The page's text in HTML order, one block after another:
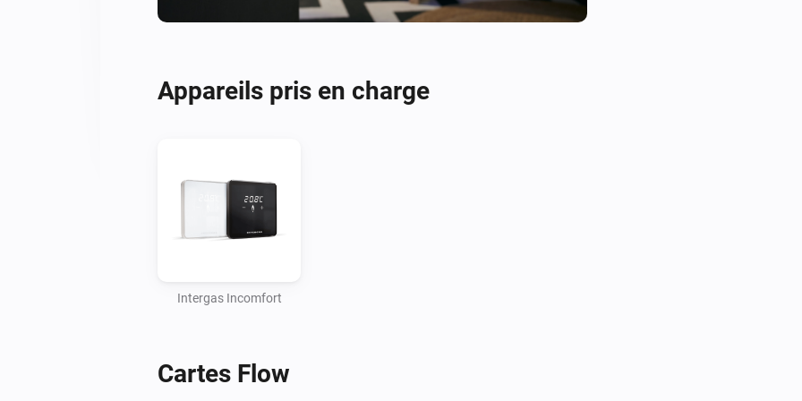
Appareils pris en charge
Intergas Incomfort
Cartes Flow